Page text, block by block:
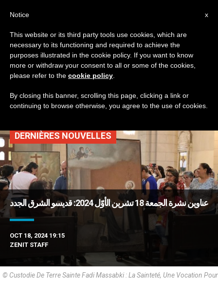
TAG
Posts Tagged ‘يوم
الاندهاش’
DERNIÈRES NOUVELLES
عناوين نشرة الجمعة 18 تشرين الأوّل 2024: قديسو الشرق الجدد
OCT 18, 2024 19:15
ZENIT STAFF
© Custodie De Terre Sainte Fadi Massabki : La Sainteté, Une Vocation Pour
x
Notice
This website or its third party tools use cookies, which are
necessary to its functioning and required to achieve the
purposes illustrated in the cookie policy. If you want to know
more or withdraw your consent to all or some of the cookies,
please refer to the cookie policy
By closing this banner, scrolling this page, clicking a link or
continuing to browse otherwise, you agree to the use of cookies.